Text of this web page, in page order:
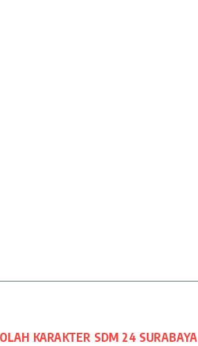
KARAKTER SDM 24 SURABAYA